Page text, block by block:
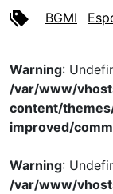
BGMI
Warning:
/var/www/
content/
improved/
Warning:
/var/www/